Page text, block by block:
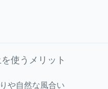
使うメリット
や自然な風合い